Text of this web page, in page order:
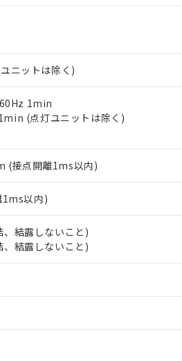
ニットは除く)
1min
(点灯ユニットは除く)
(接点開離1ms以内)
1ms以内)
結露しないこと)
結露しないこと)
含有証明書
準）
を証明するもので、過去に遡って非
ステル類４物質の対応では、対応完
日を記載しておりました。
切替を完了していることから、特段